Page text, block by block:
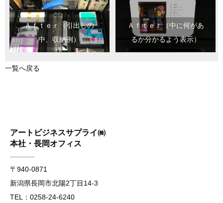
Ａｆｔｅｒ（引出しの
中、収納例）
Ａｆｔｅｒ（中に何があ
るか分かるよう表示）
一覧へ戻る
アートビジネスサプライ㈱
本社・長岡オフィス
〒940-0871
新潟県長岡市北陽2丁目14-3
TEL：0258-24-6240